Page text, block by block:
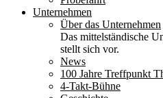
Unternehmen
Über das Unternehmen
Das mittelständische
stellt sich vor.
News
100 Jahre Treffpunkt
4-Takt-Bühne